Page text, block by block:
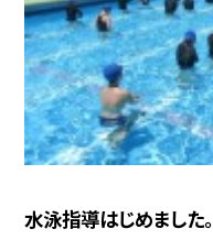
水泳指導はじめました。